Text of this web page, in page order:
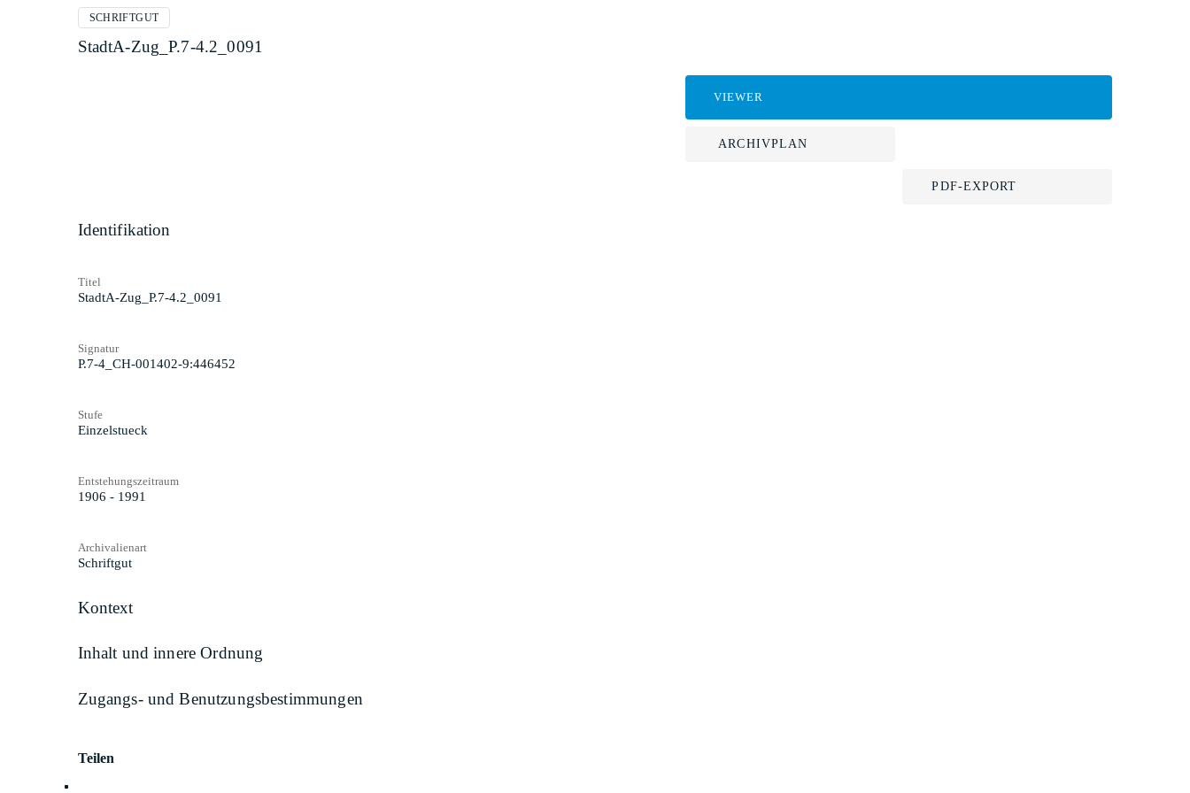
SCHRIFTGUT
StadtA-Zug_P.7-4.2_0091
VIEWER
ARCHIVPLAN
PDF-EXPORT
Identifikation
Titel
StadtA-Zug_P.7-4.2_0091
Signatur
P.7-4_CH-001402-9:446452
Stufe
Einzelstueck
Entstehungszeitraum
1906 - 1991
Archivalienart
Schriftgut
Kontext
Inhalt und innere Ordnung
Zugangs- und Benutzungsbestimmungen
Teilen